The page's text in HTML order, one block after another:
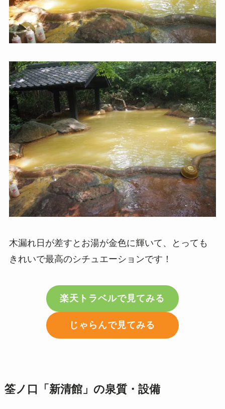
木漏れ日が差すとお湯が金色に輝いて、とっても
きれいで最高のシチュエーションです！
楽天トラベルで見てみる
じゃらんで見てみる
筌ノ口「新清館」の泉質・設備